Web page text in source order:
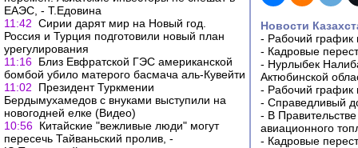
ЕАЭС, - Т.Едовина
11:42 Сирии дарят мир на Новый год.
Россия и Турция подготовили новый план
урегулирования
11:16 Близ Евфратской ГЭС американской
бомбой убило матерого басмача аль-Кувейти
11:02
Президент Туркмении
Бердымухамедов с внуками выступили на
новогодней елке (Видео)
10:56 Китайские "вежливые люди" могут
пересечь Тайваньский пролив, -
Новости
- Рабочий график
- Кадровые
- Нурлыбек
Актюбинской
- Рабочий график
- Справедливый
- В
авиационного
- Кадровые